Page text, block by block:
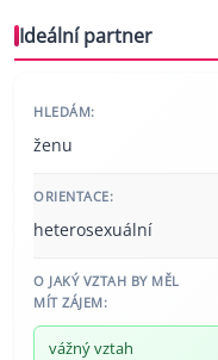
Ideální partner
HLEDÁM:
ženu
ORIENTACE:
heterosexuální
O JAKÝ VZTAH BY MĚL
MÍT ZÁJEM:
vážný vztah